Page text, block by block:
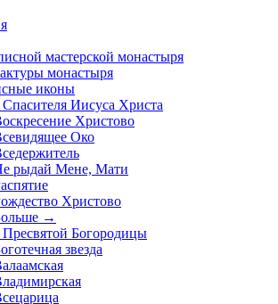
мастерской монастыря
монастыря
иконы
Иисуса Христа
Христово
Око
рыдай Мене, Мати
Христово
→
Богородицы
звезда